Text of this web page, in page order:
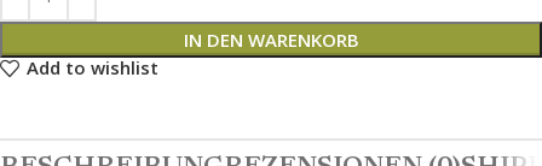
IN DEN WARENKORB
Add to wishlist